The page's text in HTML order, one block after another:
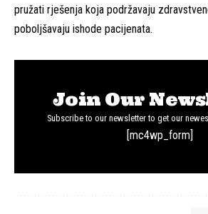
pružati rješenja koja podržavaju
poboljšavaju ishode pacijenata.
Join Our
Subscribe to our newsletter to get our
[mc4wp_form]